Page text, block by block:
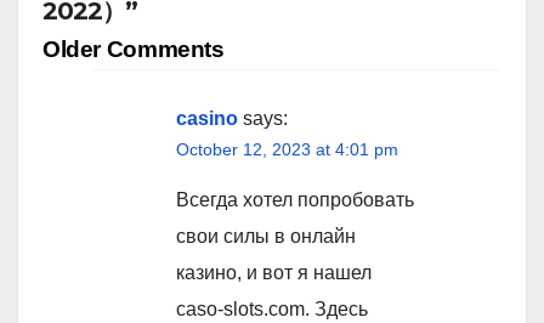
2022）”
Comment
Older Comments
casino says:
October 12, 2023 at 4:01 pm
Всегда хотел попробовать
свои силы в онлайн
казино, и вот я нашел
caso-slots.com. Здесь